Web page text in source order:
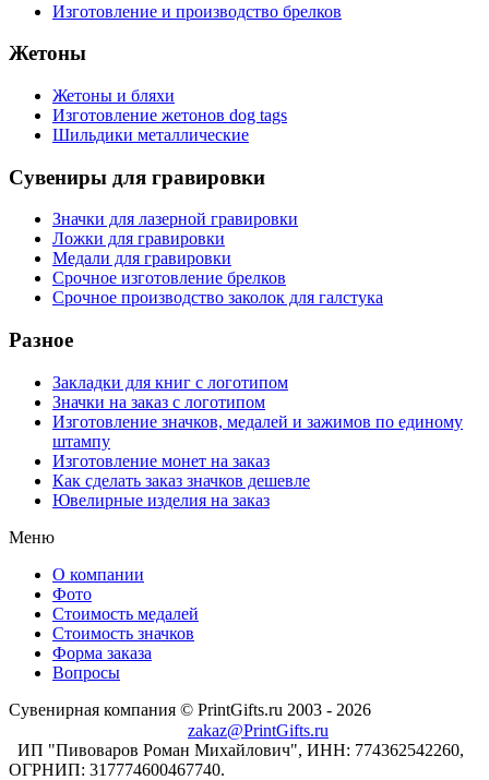
Изготовление и производство брелков
Жетоны
Жетоны и бляхи
Изготовление жетонов dog tags
Шильдики металлические
Сувениры для гравировки
Значки для лазерной гравировки
Ложки для гравировки
Медали для гравировки
Срочное изготовление брелков
Срочное производство заколок для галстука
Разное
Закладки для книг с логотипом
Значки на заказ с логотипом
Изготовление значков, медалей и зажимов по единому
штампу
Изготовление монет на заказ
Как сделать заказ значков дешевле
Ювелирные изделия на заказ
Меню
О компании
Фото
Стоимость медалей
Стоимость значков
Форма заказа
Вопросы
Сувенирная компания © PrintGifts.ru 2003 - 2026
zakaz@PrintGifts.ru
ИП "Пивоваров Роман Михайлович", ИНН: 774362542260,
ОГРНИП: 317774600467740.